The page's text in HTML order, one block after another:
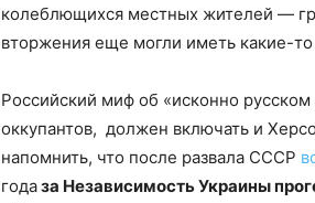
колеблющихся местных жителей —
вторжения еще могли иметь какие-то
Российский миф об «исконно
оккупантов, должен включать и
напомнить, что после развала СССР
годаза Независимость Украины